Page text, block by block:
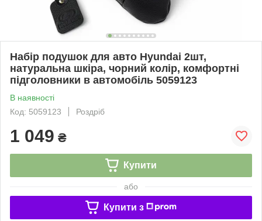
Набір подушок для авто Hyundai 2шт,
натуральна шкіра, чорний колір, комфортні
підголовники в автомобіль 5059123
В наявності
Код: 5059123
Роздріб
1 049 ₴
Купити
або
Купити з